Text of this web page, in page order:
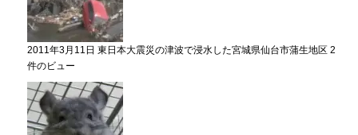
2011年3月11日 東日本大震災の津波で浸水した宮城県仙台市蒲生地区 2
件のビュー